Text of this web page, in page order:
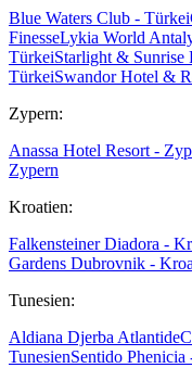
Blue Waters Club - Türkei
FinesseLykia World
TürkeiStarlight & Sunrise
TürkeiSwandor Hotel &
Zypern:
Anassa Hotel Resort -
Zypern
Kroatien:
Falkensteiner Diadora -
Gardens Dubrovnik -
Tunesien:
Aldiana Djerba Atlantide
TunesienSentido Phenicia